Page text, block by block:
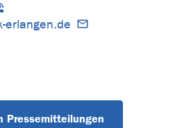
erlangen.de
Pressemitteilungen